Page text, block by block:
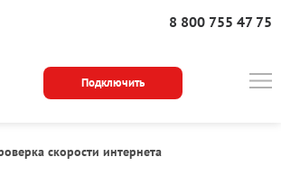
8 800 755 47 75
Подключить
скорости интернета